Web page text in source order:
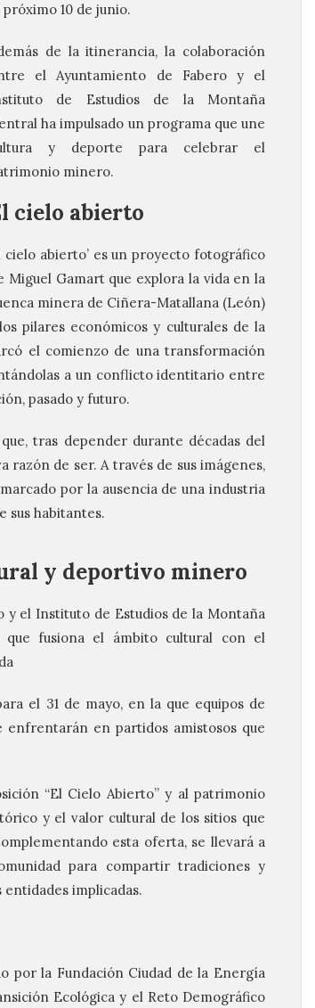
próximo 10 de junio.
de la itinerancia, la colaboración
el Ayuntamiento de Fabero y el
de Estudios de la Montaña
ha impulsado un programa que une
y deporte para celebrar el
minero.
cielo abierto
cielo abierto’ es un proyecto fotográfico
Miguel Gamart que explora la vida en la
minera de Ciñera-Matallana (León)
pilares económicos y culturales de la
el comienzo de una transformación
a un conflicto identitario entre
pasado y futuro.
tras depender durante décadas del
razón de ser. A través de sus imágenes,
por la ausencia de una industria
sus habitantes.
y deportivo minero
el Instituto de Estudios de la Montaña
fusiona el ámbito cultural con el
el 31 de mayo, en la que equipos de
enfrentarán en partidos amistosos que
“El Cielo Abierto” y al patrimonio
y el valor cultural de los sitios que
esta oferta, se llevará a
para compartir tradiciones y
implicadas.
por la Fundación Ciudad de la Energía
Ecológica y el Reto Demográfico